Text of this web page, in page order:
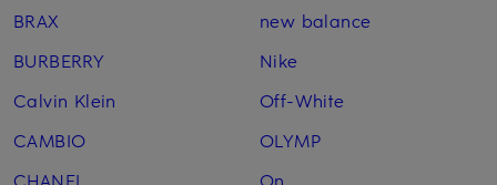
BRAX
BURBERRY
Calvin Klein
CAMBIO
CHANEL
new balance
Nike
Off-White
OLYMP
On